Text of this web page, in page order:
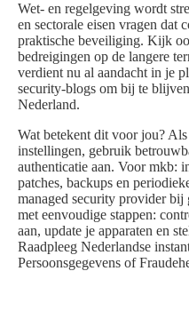
Wet- en regelgeving wordt
en sectorale eisen vragen dat
praktische beveiliging. Kijk
bedreigingen op de langere
verdient nu al aandacht in je
security-blogs om bij te
Nederland.
Wat betekent dit voor jou?
instellingen, gebruik
authenticatie aan. Voor mkb:
patches, backups en
managed security provider bij
met eenvoudige stappen:
aan, update je apparaten en
Raadpleeg Nederlandse
Persoonsgegevens of